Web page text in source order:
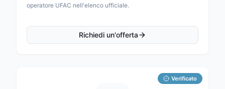
operatore UFAC nell'elenco ufficiale.
Richiedi un'offerta
Verificato